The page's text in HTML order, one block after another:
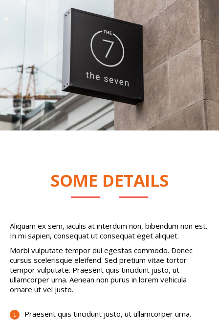
SOME DETAILS
Aliquam ex sem, iaculis at interdum non, bibendum non est.
In mi sapien, consequat ut consequat eget aliquet.
Morbi vulputate tempor dui egestas commodo. Donec
cursus scelerisque eleifend. Sed pretium vitae tortor
tempor vulputate. Praesent quis tincidunt justo, ut
ullamcorper urna. Aenean non purus in lorem vehicula
ornare ut vel justo.
Praesent quis tincidunt justo, ut ullamcorper urna.